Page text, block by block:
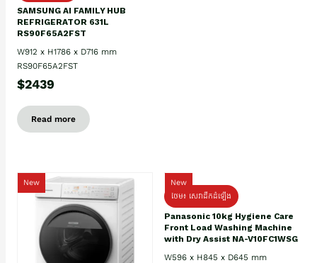
SAMSUNG AI FAMILY HUB
REFRIGERATOR 631L
RS90F65A2FST
W912 x H1786 x D716 mm
RS90F65A2FST
$2439
Read more
New
New
ថែម៖ សេវាដឹកដំឡើង
Panasonic 10kg Hygiene Care
Front Load Washing Machine
with Dry Assist NA-V10FC1WSG
W596 x H845 x D645 mm